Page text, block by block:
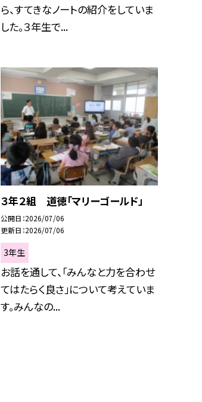
ら、すてきなノートの紹介をしていま
した。３年生で...
３年２組 道徳「マリーゴールド」
公開日 2026/07/06
更新日 2026/07/06
3年生
お話を通して、「みんなと力を合わせ
てはたらく良さ」について考えていま
す。みんなの...